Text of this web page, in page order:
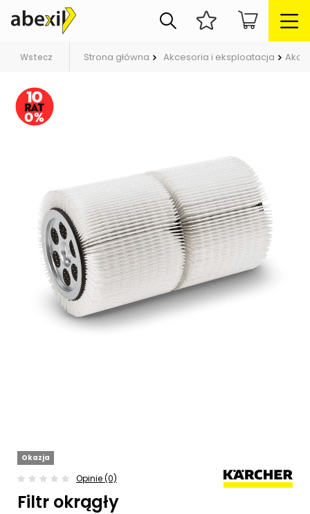
Wstecz Strona główna Akcesoria i eksploatacja
Okazja
Opinie (0)
Filtr okrągły